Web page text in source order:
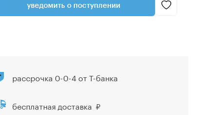
уведомить о поступлении
рассрочка 0-0-4 от Т-банка
бесплатная доставка